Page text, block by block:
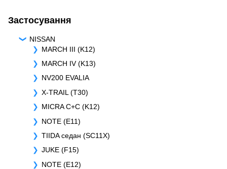
Застосування
NISSAN
MARCH III (K12)
MARCH IV (K13)
NV200 EVALIA
X-TRAIL (T30)
MICRA C+C (K12)
NOTE (E11)
TIIDA седан (SC11X)
JUKE (F15)
NOTE (E12)